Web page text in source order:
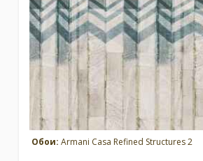
Обои: Armani Casa Refined Structures 2